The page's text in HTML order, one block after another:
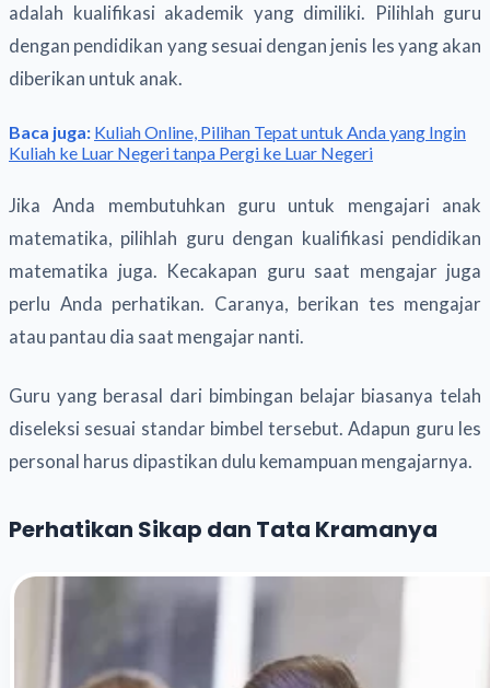
adalah kualifikasi akademik yang dimiliki. Pilihlah guru
dengan pendidikan yang sesuai dengan jenis les yang akan
diberikan untuk anak.
Baca juga: Kuliah Online, Pilihan Tepat untuk Anda yang Ingin
Kuliah ke Luar Negeri tanpa Pergi ke Luar Negeri
Jika Anda membutuhkan guru untuk mengajari anak
matematika, pilihlah guru dengan kualifikasi pendidikan
matematika juga. Kecakapan guru saat mengajar juga
perlu Anda perhatikan. Caranya, berikan tes mengajar
atau pantau dia saat mengajar nanti.
Guru yang berasal dari bimbingan belajar biasanya telah
diseleksi sesuai standar bimbel tersebut. Adapun guru les
personal harus dipastikan dulu kemampuan mengajarnya.
Perhatikan Sikap dan Tata Kramanya